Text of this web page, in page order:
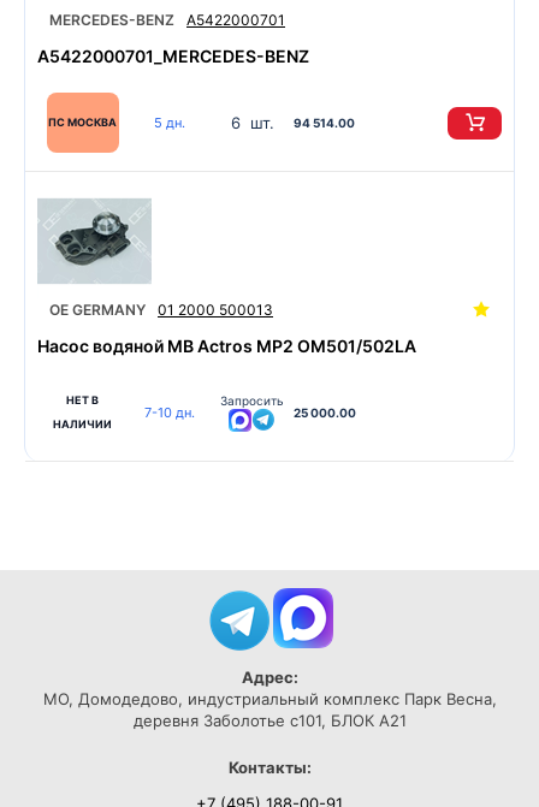
MERCEDES-BENZ A5422000701
A5422000701_MERCEDES-BENZ
ПС МОСКВА 5 дн. 6 шт. 94 514.00
OE GERMANY 01 2000 500013
Насос водяной MB Actros MP2 OM501/502LA
НЕТ В
НАЛИЧИИ
7-10 дн.
Запросить
25 000.00
Адрес:
МО, Домодедово, индустриальный комплекс Парк Весна,
деревня Заболотье с101, БЛОК А21
Контакты: